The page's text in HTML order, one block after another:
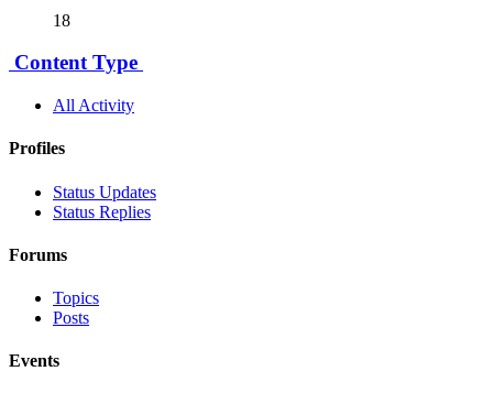
18
Content Type
All Activity
Profiles
Status Updates
Status Replies
Forums
Topics
Posts
Events